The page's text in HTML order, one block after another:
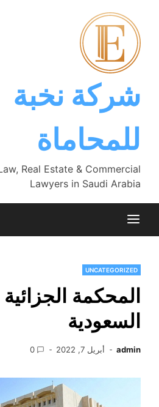
content
شركة نخبة
للمحاماة
Real Estate & Commercial
Lawyers in Saudi Arabia
UNCATEGORIZED
المحكمة
السعودية
admin أبريل 7, 2022 0